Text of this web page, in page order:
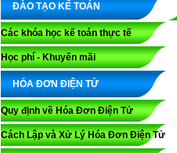
ĐÀO TẠO KẾ TOÁN
Các khóa học kế toán thực tế
Học phí - Khuyến mãi
HÓA ĐƠN ĐIỆN TỬ
Quy định về Hóa Đơn Điện Tử
Cách Lập và Xử Lý Hóa Đơn Điện Tử